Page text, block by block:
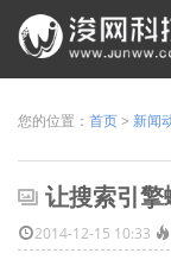
您的位置： 首页> 新闻
让搜索引
2014-12-15 10:33